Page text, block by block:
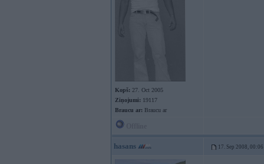
Kopš: 27. Oct 2005
Ziņojumi: 19117
Braucu ar: Braucu ar
hasans 17. Sep 2008, 00:06